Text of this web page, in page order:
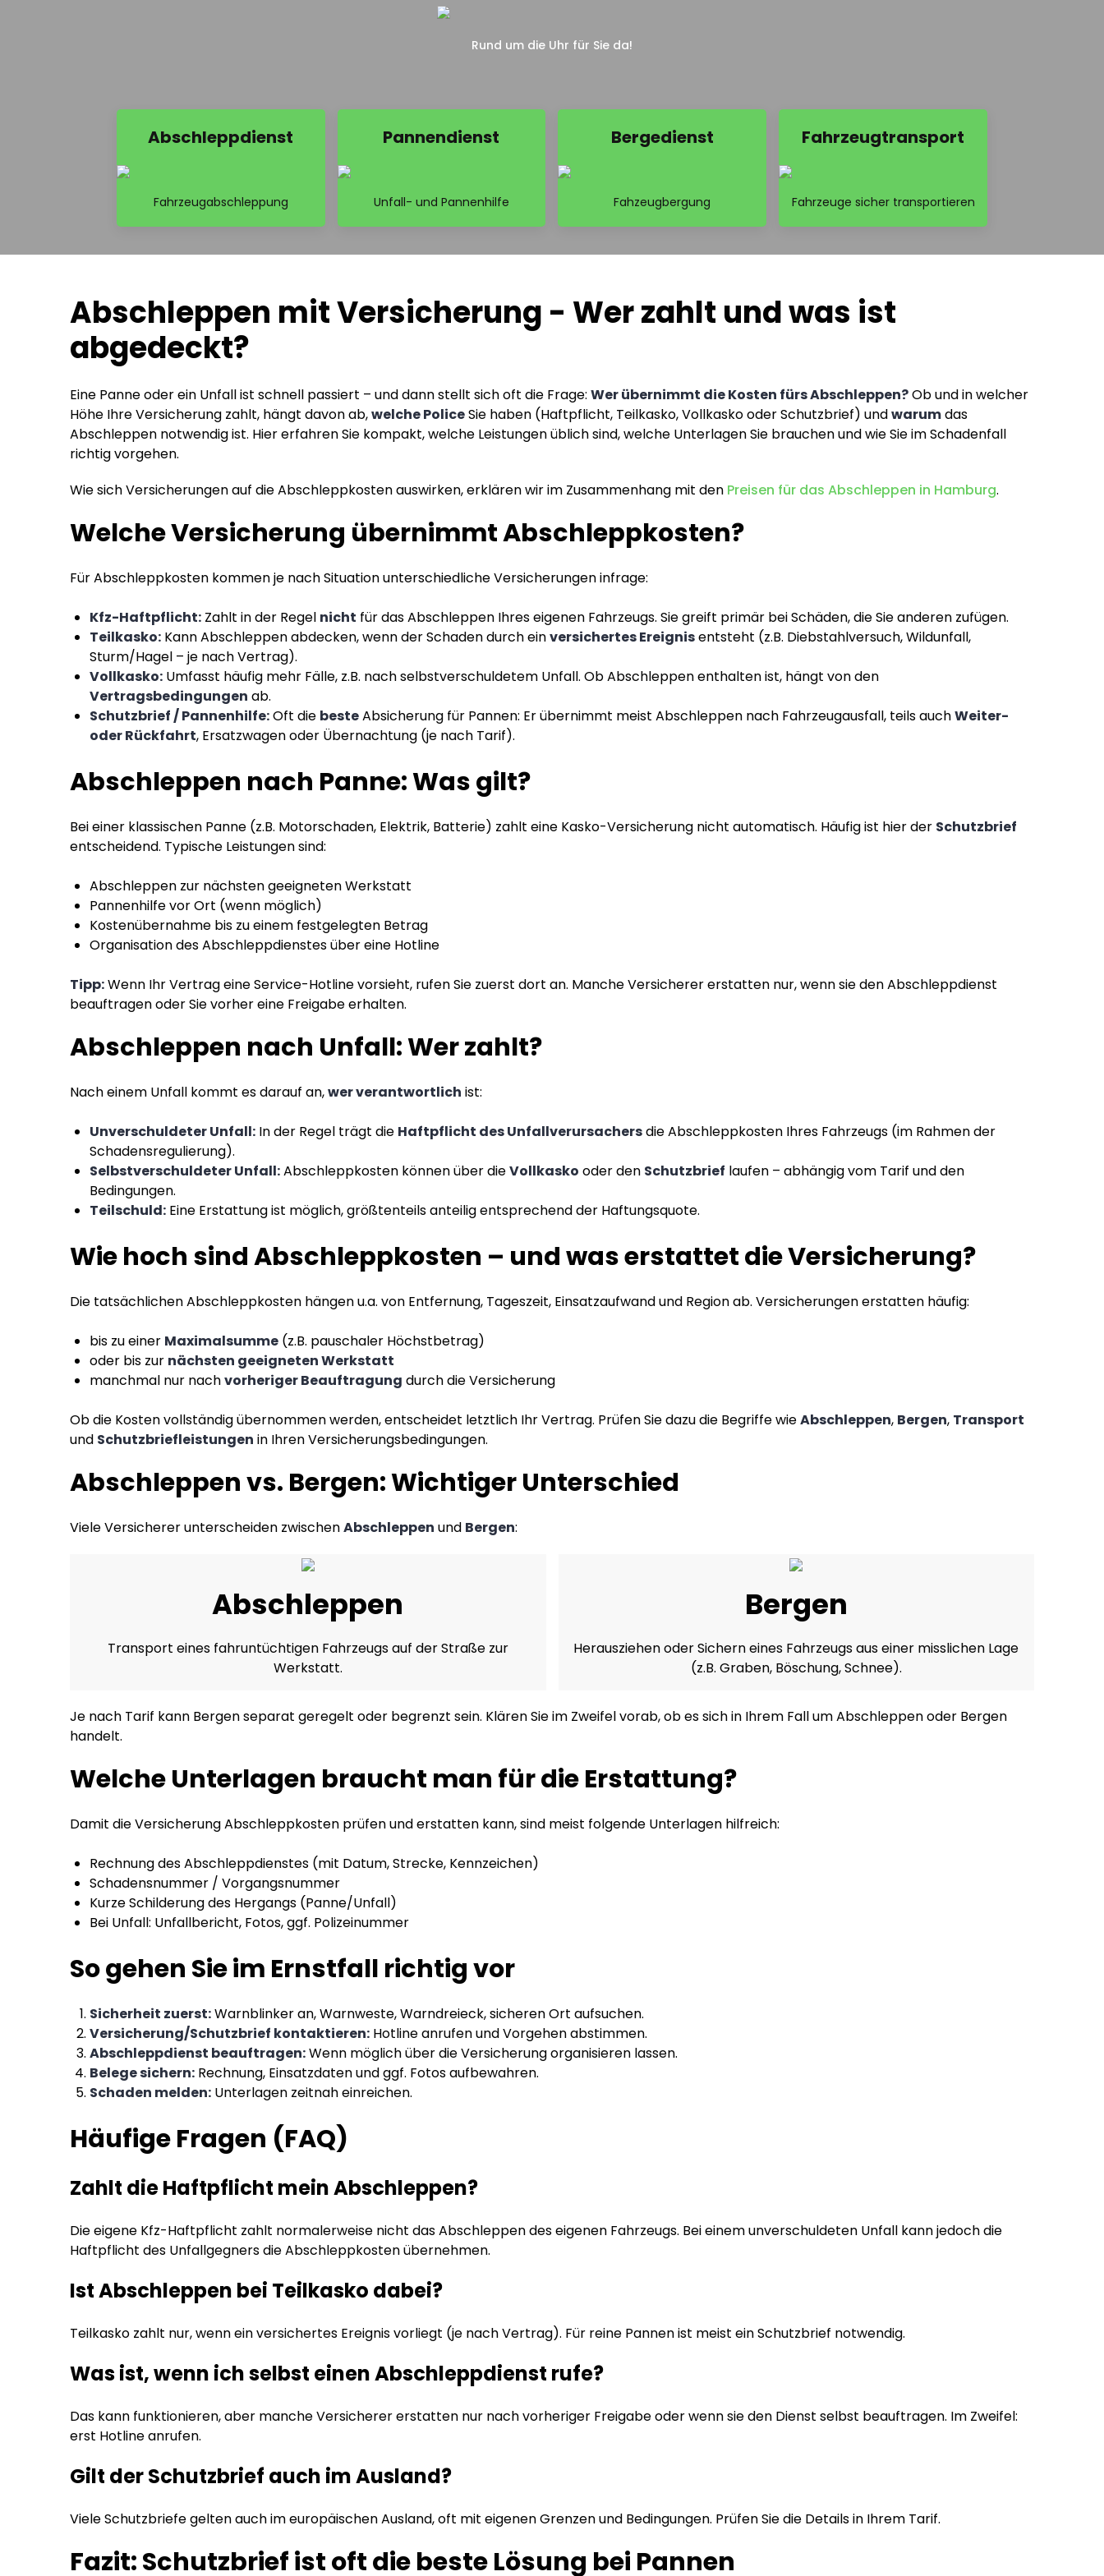
Rund um die Uhr für Sie da!
Abschleppdienst
Fahrzeugabschleppung
Pannendienst
Unfall- und Pannenhilfe
Bergedienst
Fahzeugbergung
Fahrzeugtransport
Fahrzeuge sicher transportieren
Abschleppen mit Versicherung - Wer zahlt und was ist
abgedeckt?
Eine Panne oder ein Unfall ist schnell passiert – und dann stellt sich oft die Frage:Wer übernimmt die Kosten fürs Abschleppen?Ob und in welcher
Höhe Ihre Versicherung zahlt, hängt davon ab,welche PoliceSie haben (Haftpflicht, Teilkasko, Vollkasko oder Schutzbrief) undwarumdas
Abschleppen notwendig ist. Hier erfahren Sie kompakt, welche Leistungen üblich sind, welche Unterlagen Sie brauchen und wie Sie im Schadenfall
richtig vorgehen.
Wie sich Versicherungen auf die Abschleppkosten auswirken, erklären wir im Zusammenhang mit den Preisen für das Abschleppen in Hamburg.
Welche Versicherung übernimmt Abschleppkosten?
Für Abschleppkosten kommen je nach Situation unterschiedliche Versicherungen infrage:
Kfz-Haftpflicht: Zahlt in der Regel nicht für das Abschleppen Ihres eigenen Fahrzeugs. Sie greift primär bei Schäden, die Sie anderen zufügen.
Teilkasko: Kann Abschleppen abdecken, wenn der Schaden durch einversichertes Ereignisentsteht (z.B. Diebstahlversuch, Wildunfall,
Sturm/Hagel – je nach Vertrag).
Vollkasko: Umfasst häufig mehr Fälle, z.B. nach selbstverschuldetem Unfall. Ob Abschleppen enthalten ist, hängt von den
Vertragsbedingungen ab.
Schutzbrief / Pannenhilfe:Oft die besteAbsicherung für Pannen: Er übernimmt meist Abschleppen nach Fahrzeugausfall, teils auchWeiter-
oder Rückfahrt, Ersatzwagen oder Übernachtung (je nach Tarif).
Abschleppen nach Panne: Was gilt?
Bei einer klassischen Panne (z.B. Motorschaden, Elektrik, Batterie) zahlt eine Kasko-Versicherung nicht automatisch. Häufig ist hier der Schutzbrief
entscheidend. Typische Leistungen sind:
Abschleppen zur nächsten geeigneten Werkstatt
Pannenhilfe vor Ort (wenn möglich)
Kostenübernahme bis zu einem festgelegten Betrag
Organisation des Abschleppdienstes über eine Hotline
Tipp:Wenn Ihr Vertrag eine Service-Hotline vorsieht, rufen Sie zuerst dort an. Manche Versicherer erstatten nur, wenn sie den Abschleppdienst
beauftragen oder Sie vorher eine Freigabe erhalten.
Abschleppen nach Unfall: Wer zahlt?
Nach einem Unfall kommt es darauf an,wer verantwortlich ist:
Unverschuldeter Unfall: In der Regel trägt die Haftpflicht des Unfallverursachersdie Abschleppkosten Ihres Fahrzeugs (im Rahmen der
Schadensregulierung).
Selbstverschuldeter Unfall:Abschleppkosten können über dieVollkasko oder den Schutzbrief laufen – abhängig vom Tarif und den
Bedingungen.
Teilschuld: Eine Erstattung ist möglich, größtenteils anteilig entsprechend der Haftungsquote.
Wie hoch sind Abschleppkosten – und was erstattet die Versicherung?
Die tatsächlichen Abschleppkosten hängen u.a. von Entfernung, Tageszeit, Einsatzaufwand und Region ab. Versicherungen erstatten häufig:
bis zu einer Maximalsumme (z.B. pauschaler Höchstbetrag)
oder bis zur nächsten geeigneten Werkstatt
manchmal nur nachvorheriger Beauftragung durch die Versicherung
Ob die Kosten vollständig übernommen werden, entscheidet letztlich Ihr Vertrag. Prüfen Sie dazu die Begriffe wieAbschleppen, Bergen, Transport
und Schutzbriefleistungen in Ihren Versicherungsbedingungen.
Abschleppen vs. Bergen: Wichtiger Unterschied
Viele Versicherer unterscheiden zwischenAbschleppen und Bergen:
Abschleppen
Transport eines fahruntüchtigen Fahrzeugs auf der Straße zur
Werkstatt.
Bergen
Herausziehen oder Sichern eines Fahrzeugs aus einer misslichen Lage
(z.B. Graben, Böschung, Schnee).
Je nach Tarif kann Bergen separat geregelt oder begrenzt sein. Klären Sie im Zweifel vorab, ob es sich in Ihrem Fall um Abschleppen oder Bergen
handelt.
Welche Unterlagen braucht man für die Erstattung?
Damit die Versicherung Abschleppkosten prüfen und erstatten kann, sind meist folgende Unterlagen hilfreich:
Rechnung des Abschleppdienstes (mit Datum, Strecke, Kennzeichen)
Schadensnummer / Vorgangsnummer
Kurze Schilderung des Hergangs (Panne/Unfall)
Bei Unfall: Unfallbericht, Fotos, ggf. Polizeinummer
So gehen Sie im Ernstfall richtig vor
Sicherheit zuerst:Warnblinker an, Warnweste, Warndreieck, sicheren Ort aufsuchen.
Versicherung/Schutzbrief kontaktieren: Hotline anrufen und Vorgehen abstimmen.
Abschleppdienst beauftragen:Wenn möglich über die Versicherung organisieren lassen.
Belege sichern: Rechnung, Einsatzdaten und ggf. Fotos aufbewahren.
Schaden melden: Unterlagen zeitnah einreichen.
Häufige Fragen (FAQ)
Zahlt die Haftpflicht mein Abschleppen?
Die eigene Kfz-Haftpflicht zahlt normalerweise nicht das Abschleppen des eigenen Fahrzeugs. Bei einem unverschuldeten Unfall kann jedoch die
Haftpflicht des Unfallgegners die Abschleppkosten übernehmen.
Ist Abschleppen bei Teilkasko dabei?
Teilkasko zahlt nur, wenn ein versichertes Ereignis vorliegt (je nach Vertrag). Für reine Pannen ist meist ein Schutzbrief notwendig.
Was ist, wenn ich selbst einen Abschleppdienst rufe?
Das kann funktionieren, aber manche Versicherer erstatten nur nach vorheriger Freigabe oder wenn sie den Dienst selbst beauftragen. Im Zweifel:
erst Hotline anrufen.
Gilt der Schutzbrief auch im Ausland?
Viele Schutzbriefe gelten auch im europäischen Ausland, oft mit eigenen Grenzen und Bedingungen. Prüfen Sie die Details in Ihrem Tarif.
Fazit: Schutzbrief ist oft die beste Lösung bei Pannen